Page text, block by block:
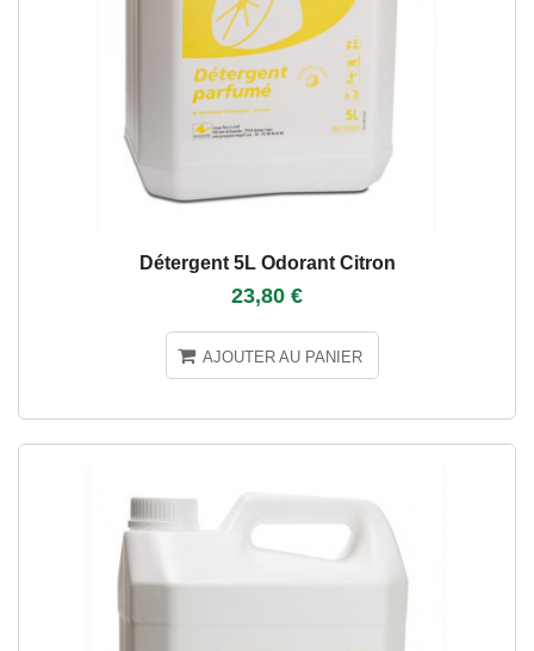
Détergent 5L Odorant Citron
23,80 €
AJOUTER AU PANIER